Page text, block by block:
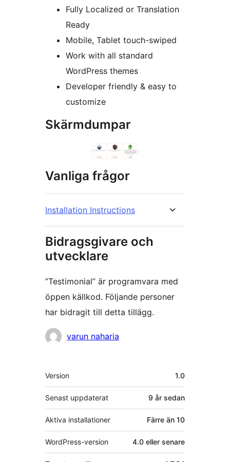
Fully Localized or Translation
Ready
Mobile, Tablet touch-swiped
Work with all standard
WordPress themes
Developer friendly & easy to
customize
Skärmdumpar
Vanliga frågor
Installation Instructions
Bidragsgivare och
utvecklare
”Testimonial” är programvara med
öppen källkod. Följande personer
har bidragit till detta tillägg.
Bidragandevarun naharia
Meta
Version 1.0
Senast uppdaterat 9 år sedan
Aktiva installationer Färre än 10
WordPress-version 4.0 eller senare